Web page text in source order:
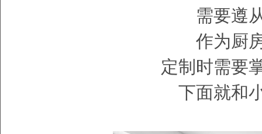
需要遵
作为厨
定制时需要
下面就和